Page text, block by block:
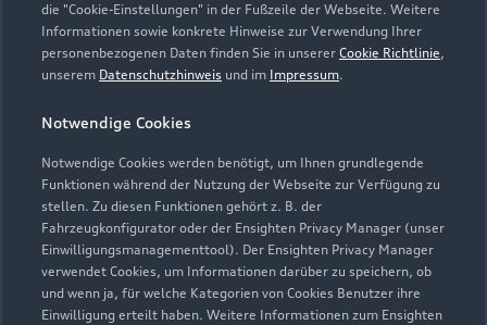
die "Cookie-Einstellungen" in der Fußzeile der Webseite. Weitere
Informationen sowie konkrete Hinweise zur Verwendung Ihrer
personenbezogenen Daten finden Sie in unserer Cookie Richtlinie,
unserem Datenschutzhinweis und im Impressum.
Notwendige Cookies
Notwendige Cookies werden benötigt, um Ihnen grundlegende
Funktionen während der Nutzung der Webseite zur Verfügung zu
stellen. Zu diesen Funktionen gehört z. B. der
Fahrzeugkonfigurator oder der Ensighten Privacy Manager (unser
Einwilligungsmanagementtool). Der Ensighten Privacy Manager
verwendet Cookies, um Informationen darüber zu speichern, ob
und wenn ja, für welche Kategorien von Cookies Benutzer ihre
Einwilligung erteilt haben. Weitere Informationen zum Ensighten
service@kaempflein.de
Kontaktdaten herunterladen
Öffnungszeiten
Service
Geschlossen, öffnet amSamstag 08:00